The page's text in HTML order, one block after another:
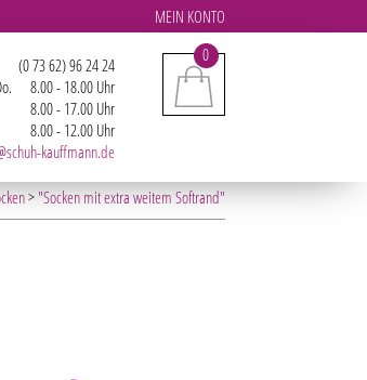
MEIN KONTO
0
(0 73 62) 96 24 24
8.00 - 18.00 Uhr
8.00 - 17.00 Uhr
8.00 - 12.00 Uhr
kauffmann.de
> "Socken mit extra weitem Softrand"